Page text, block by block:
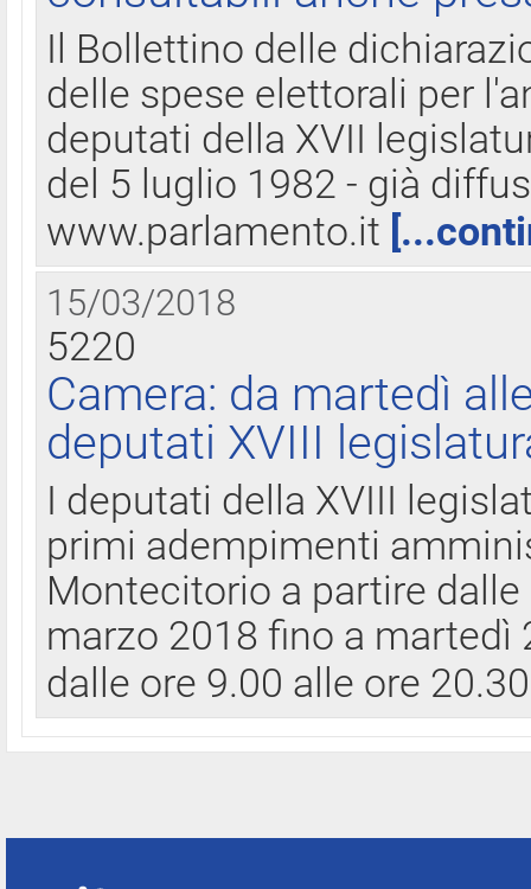
Il Bollettino delle
delle spese elettorali per
deputati della XVII
del 5 luglio 1982 - già
www.parlamento.it
15/03/2018
5220
Camera: da martedì
deputati XVIII
I deputati della XVIII
primi adempimenti
Montecitorio a partire
marzo 2018 fino a
dalle ore 9.00 alle ore